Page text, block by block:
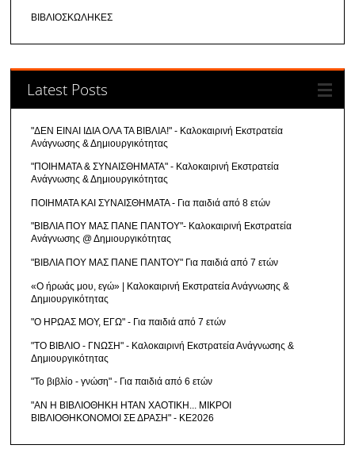
ΒΙΒΛΙΟΣΚΩΛΗΚΕΣ
Latest Posts
"ΔΕΝ ΕΙΝΑΙ ΙΔΙΑ ΟΛΑ ΤΑ ΒΙΒΛΙΑ!" - Καλοκαιρινή Εκστρατεία
Ανάγνωσης & Δημιουργικότητας
"ΠΟΙΗΜΑΤΑ & ΣΥΝΑΙΣΘΗΜΑΤΑ" - Καλοκαιρινή Εκστρατεία
Ανάγνωσης & Δημιουργικότητας
ΠΟΙΗΜΑΤΑ ΚΑΙ ΣΥΝΑΙΣΘΗΜΑΤΑ - Για παιδιά από 8 ετών
"ΒΙΒΛΙΑ ΠΟΥ ΜΑΣ ΠΑΝΕ ΠΑΝΤΟΥ"- Καλοκαιρινή Εκστρατεία
Ανάγνωσης @ Δημιουργικότητας
"ΒΙΒΛΙΑ ΠΟΥ ΜΑΣ ΠΑΝΕ ΠΑΝΤΟΥ" Για παιδιά από 7 ετών
«Ο ήρωάς μου, εγώ» | Καλοκαιρινή Εκστρατεία Ανάγνωσης &
Δημιουργικότητας
"Ο ΗΡΩΑΣ ΜΟΥ, ΕΓΩ" - Για παιδιά από 7 ετών
"ΤΟ ΒΙΒΛΙΟ - ΓΝΩΣΗ" - Καλοκαιρινή Εκστρατεία Ανάγνωσης &
Δημιουργικότητας
"Το βιβλίο - γνώση" - Για παιδιά από 6 ετών
"ΑΝ Η ΒΙΒΛΙΟΘΗΚΗ ΗΤΑΝ ΧΑΟΤΙΚΗ... ΜΙΚΡΟΙ
ΒΙΒΛΙΟΘΗΚΟΝΟΜΟΙ ΣΕ ΔΡΑΣΗ" - ΚΕ2026